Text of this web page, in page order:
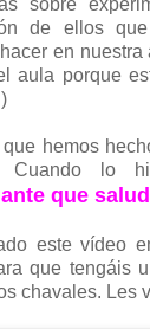
sobre
de ellos
en
aula porque
hemos
Cuando lo
que
este vídeo
que tengáis
chavales. Les